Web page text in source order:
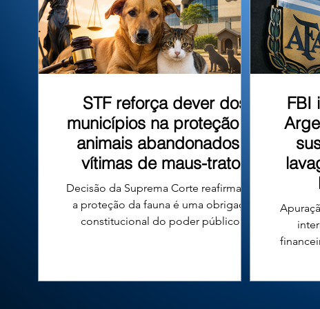
que
STF reforça dever dos
municípios na proteção de
animais abandonados e
vítimas de maus-tratos
Decisão da Suprema Corte reafirma que
a proteção da fauna é uma obrigação
constitucional do poder público e
FBI